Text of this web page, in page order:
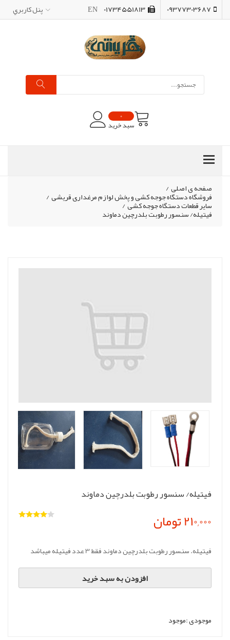
09377303687
01734551813
EN پنل کاربري
0
سبد خرید
صفحه ی اصلی/
فروشگاه دستگاه جوجه کشی و پخش لوازم مرغداری قریشی/
سایر قطعات دستگاه جوجه کشی/
فیتیله/ سنسور رطوبت بلدرچین دماوند
فیتیله/ سنسور رطوبت بلدرچین دماوند
210,000 تومان
فیتیله. سنسور رطوبت بلدرچین دماوند فقط 3 عدد فیتیله میباشد
افزودن به سبد خرید
موجودی :موجود